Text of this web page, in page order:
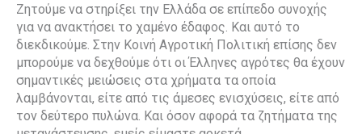
Ζητούμε να στηρίξει την Ελλάδα σε επίπεδο συνοχής
για να ανακτήσει το χαμένο έδαφος. Και αυτό το
διεκδικούμε. Στην Κοινή Αγροτική Πολιτική επίσης δεν
μπορούμε να δεχθούμε ότι οι Έλληνες αγρότες θα έχουν
σημαντικές μειώσεις στα χρήματα τα οποία
λαμβάνονται, είτε από τις άμεσες ενισχύσεις, είτε από
τον δεύτερο πυλώνα. Και όσον αφορά τα ζητήματα της